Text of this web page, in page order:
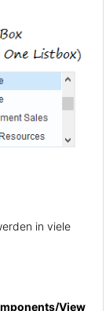
in viele
View